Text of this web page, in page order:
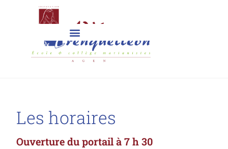
Les horaires
Ouverture du portail à 7 h 30